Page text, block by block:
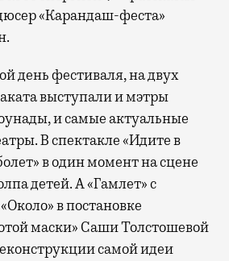
«Карандаш-феста»
день фестиваля, на двух
выступали и мэтры
и самые актуальные
В спектакле «Идите в
в один момент на сцене
детей. А «Гамлет» с
в постановке
маски» Саши Толстошевой
самой идеи